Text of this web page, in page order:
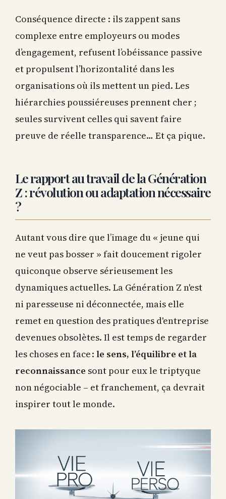
Conséquence directe : ils zappent sans
complexe entre employeurs ou modes
d’engagement, refusent l’obéissance passive
et propulsent l’horizontalité dans les
organisations où ils mettent un pied. Les
hiérarchies poussiéreuses prennent cher ;
seules survivent celles qui savent faire
preuve de réelle transparence… Et ça pique.
Le rapport au travail de la Génération
Z : révolution ou adaptation nécessaire
?
Autant vous dire que l’image du « jeune qui
ne veut pas bosser » fait doucement rigoler
quiconque observe sérieusement les
dynamiques actuelles. La Génération Z n'est
ni paresseuse ni déconnectée, mais elle
remet en question des pratiques d'entreprise
devenues obsolètes. Il est temps de regarder
les choses en face : le sens, l’équilibre et la
reconnaissance sont pour eux le triptyque
non négociable – et franchement, ça devrait
inspirer tout le monde.